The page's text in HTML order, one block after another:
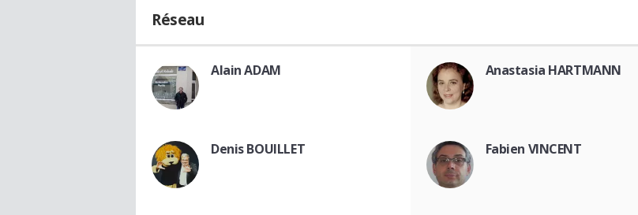
Réseau
Alain ADAM Anastasia HARTMANN
Denis BOUILLET Fabien VINCENT